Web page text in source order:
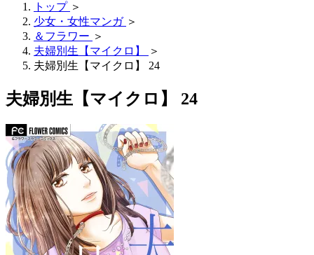
トップ ＞
少女・女性マンガ ＞
＆フラワー ＞
夫婦別生【マイクロ】
＞
夫婦別生【マイクロ】 24
夫婦別生【マイクロ】 24